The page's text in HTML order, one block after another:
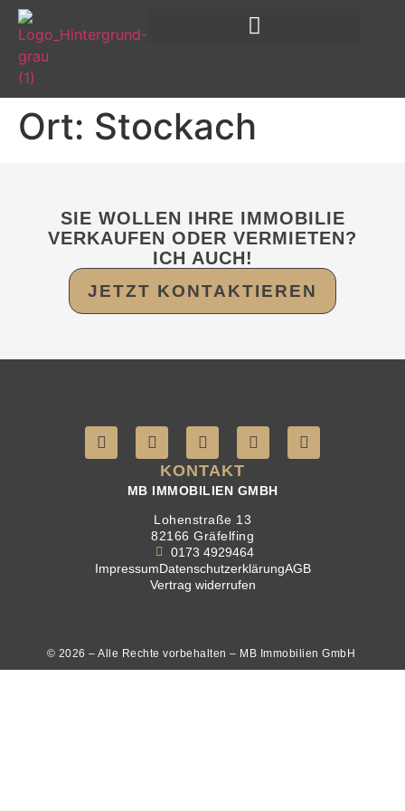
Ort: Stockach
SIE WOLLEN IHRE IMMOBILIE
VERKAUFEN ODER VERMIETEN?
ICH AUCH!
JETZT KONTAKTIEREN
KONTAKT
MB IMMOBILIEN GMBH
Lohenstraße 13
82166 Gräfelfing
0173 4929464
ImpressumDatenschutzerklärungAGB
Vertrag widerrufen
© 2026 – Alle Rechte vorbehalten – MB Immobilien GmbH